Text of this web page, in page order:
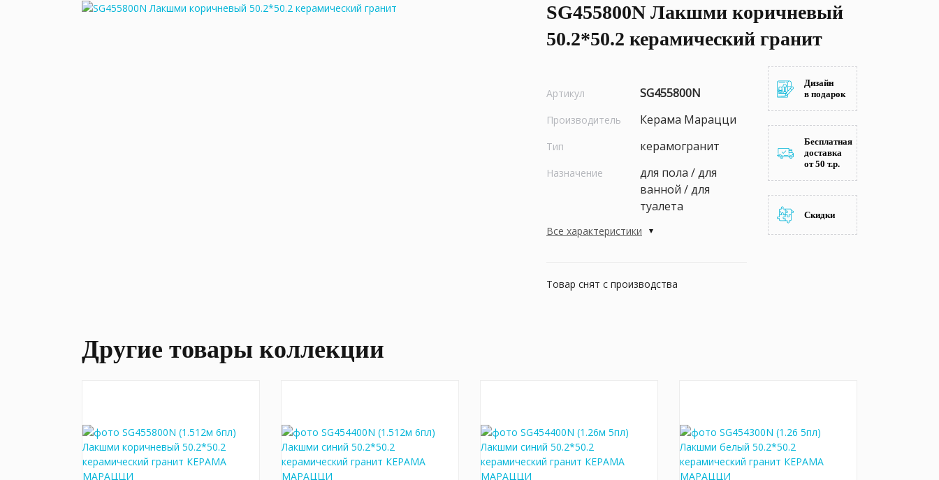
SG455800N Лакшми коричневый
50.2*50.2 керамический гранит
Артикул SG455800N
Производитель Керама Марацци
Тип керамогранит
Назначение
для пола / для
ванной / для
туалета
Все характеристики
Товар снят с производства
Дизайн
в подарок
Бесплатная
доставка
от 50 т.р.
Скидки
Другие товары коллекции